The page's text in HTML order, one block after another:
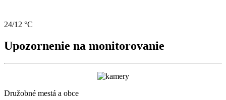
24/12 °C
Upozornenie na monitorovanie
Družobné mestá a obce